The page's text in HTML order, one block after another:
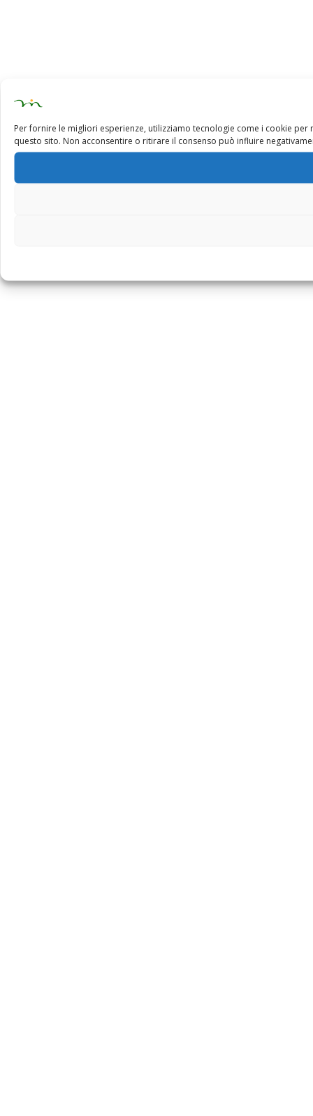
Per fornire le migliori esperienze, utilizziamo tecnologie come i cookie
questo sito. Non acconsentire o ritirare il consenso può influire